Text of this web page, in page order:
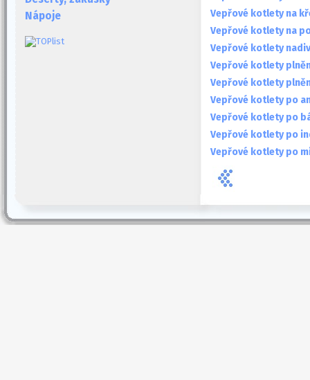
Nápoje
Vepřové kotlety na
Vepřové kotlety na
Vepřové kotlety
Vepřové kotlety
Vepřové kotlety
Vepřové kotlety po
Vepřové kotlety po
Vepřové kotlety po
Vepřové kotlety po